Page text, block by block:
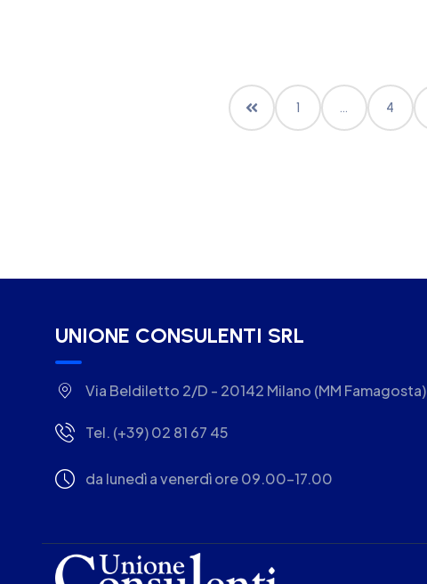
1 … 4
UNIONE CONSULENTI SRL
Via Beldiletto 2/D - 20142 Milano (MM Famagosta)
Tel. (+39) 02 81 67 45
da lunedì a venerdì ore 09.00-17.00